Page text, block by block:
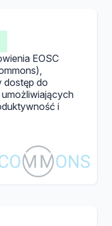
EOSC
dostęp do
i